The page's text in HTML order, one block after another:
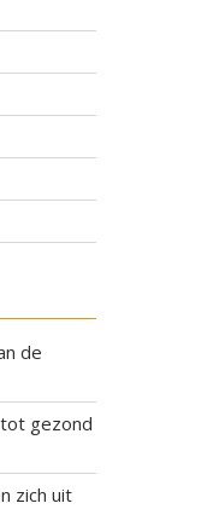
de
gezond
zich uit